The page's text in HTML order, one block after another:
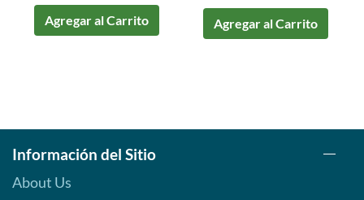
Agregar al Carrito Agregar al Carrito
Información del Sitio
About Us